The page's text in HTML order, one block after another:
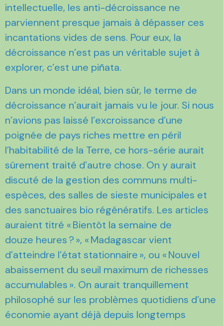
intellectuelle, les anti-décroissance ne
parviennent presque jamais à dépasser ces
incantations vides de sens. Pour eux, la
décroissance n’est pas un véritable sujet à
explorer, c’est une piñata.
Dans un monde idéal, bien sûr, le terme de
décroissance n’aurait jamais vu le jour. Si nous
n’avions pas laissé l’excroissance d’une
poignée de pays riches mettre en péril
l’habitabilité de la Terre, ce hors-série aurait
sûrement traité d’autre chose. On y aurait
discuté de la gestion des communs multi-
espèces, des salles de sieste municipales et
des sanctuaires bio régénératifs. Les articles
auraient titré « Bientôt la semaine de
douze heures ? », « Madagascar vient
d’atteindre l’état stationnaire », ou « Nouvel
abaissement du seuil maximum de richesses
accumulables ». On aurait tranquillement
philosophé sur les problèmes quotidiens d’une
économie ayant déjà depuis longtemps